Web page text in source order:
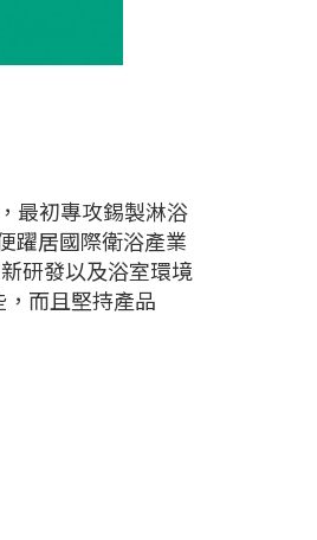
最初專攻錫製淋浴
躍居國際衛浴產業
研發以及浴室環境
而且堅持產品